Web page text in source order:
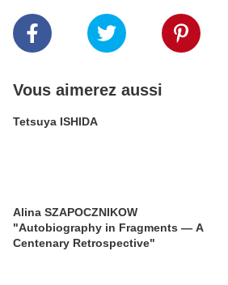
Vous aimerez aussi
Tetsuya ISHIDA
Alina SZAPOCZNIKOW
"Autobiography in Fragments — A
Centenary Retrospective"